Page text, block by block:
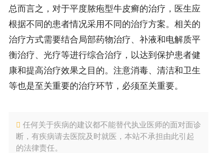
总而言之，对于平度脓疱型牛皮癣的治疗，医生应
根据不同的患者情况采用不同的治疗方案。相关的
治疗方式需要结合局部药物治疗、补液和电解质平
衡治疗、光疗等进行综合治疗，以达到保护患者健
康和提高治疗效果之目的。注意消毒、清洁和卫生
等也是至关重要的治疗环节，必须至关重要。
任何关于疾病的建议都不能替代执业医师的面对面诊
断，有疾病请去医院及时就医，本站不承担由此引起
的法律责任。